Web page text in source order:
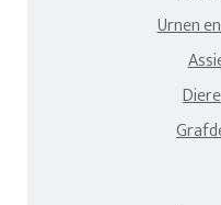
Urnen